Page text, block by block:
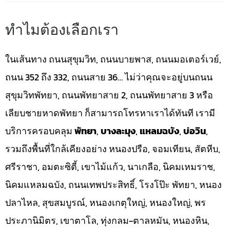
ทำไมต้องเลือกเรา
ในเส้นทาง ถนนสุขุมวิท, ถนนบายพาส, ถนนมอเตอร์เวย์,
ถนน 352 ถึง 332, ถนนสาย 36… ไม่ว่าคุณจะอยู่บนถนน
สุขุมวิทพัทยา, ถนนพัทยาสาย 2, ถนนพัทยาสาย 3 หรือ
เลียบชายหาดพัทยา ก็สามารถโทรหาเราได้ทันที เรามี
บริการครอบคลุมพัทยา,บางละมุง,แหลมฉบัง,บ่อวิน,
รวมถึงพื้นที่ใกล้เคียงอย่าง หนองปรือ, จอมเทียน, สัตหีบ,
ศรีราชา, อมตะซิตี้, เขาไม้แก้ว, นาเกลือ, นิคมเหมราช,
นิคมแหลมฉบัง, ถนนเทพประสิทธิ์, โรงโป๊ะ พัทยา, หนอง
ปลาไหล, สุขสมบูรณ์, หนองเกตุใหญ่, หนองใหญ่, พร
ประภานิมิตร, เขาตาโล, ทุ่งกลม-ตาลหมัน, หนองหิน,